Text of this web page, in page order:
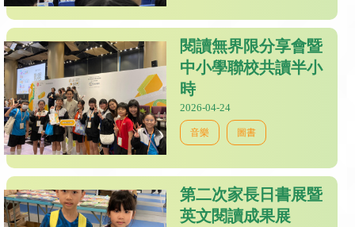
閱讀無界限分享會暨
中小學聯校共讀半小
時
2026-04-24
音樂 圖書
第二次家長日書展暨
英文閱讀成果展